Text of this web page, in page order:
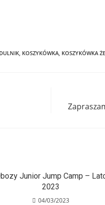
, KOSZYKÓWKA, KOSZYKÓWKA
Junior Jump Camp –
2023
04/03/2023